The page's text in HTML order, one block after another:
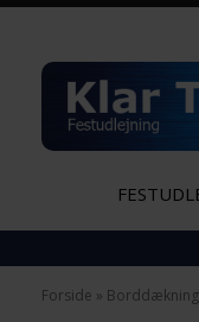
Forside » Borddækning